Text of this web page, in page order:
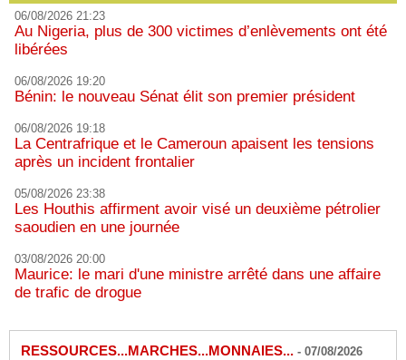
06/08/2026 21:23
Au Nigeria, plus de 300 victimes d’enlèvements ont été
libérées
06/08/2026 19:20
Bénin: le nouveau Sénat élit son premier président
06/08/2026 19:18
La Centrafrique et le Cameroun apaisent les tensions
après un incident frontalier
05/08/2026 23:38
Les Houthis affirment avoir visé un deuxième pétrolier
saoudien en une journée
03/08/2026 20:00
Maurice: le mari d'une ministre arrêté dans une affaire
de trafic de drogue
RESSOURCES...MARCHES...MONNAIES... - 07/08/2026